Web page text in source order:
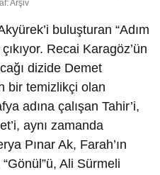
Arşiv
buluşturan “Adım
Recai Karagöz’ün
dizide Demet
bir temizlikçi olan
adına çalışan Tahir’i,
aynı zamanda
Pınar Ak, Farah’ın
Ali Sürmeli